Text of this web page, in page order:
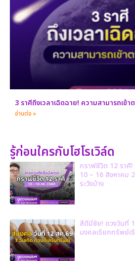
3 ราศีถึงเวลาเฉิดฉาย! ความสามารถเข้า
อ่านต่อ »
รู้ก่อนใครกับโฮโรเวิล์ด
กราฟชีวิต 12 ราศี
10 – 16 สิงหาคม
ระวังบ้าง
สีดีมีชัย! ดวงวันที่
มงคลเรียกทรัพย์เ